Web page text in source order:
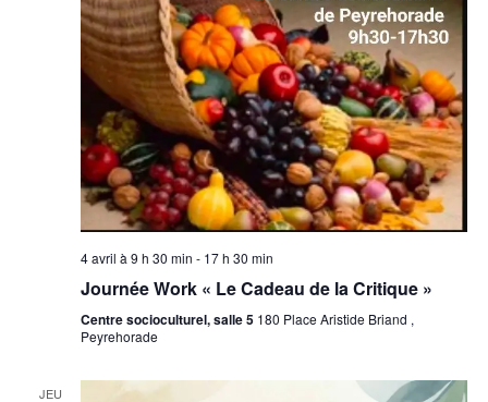
4 avril à 9 h 30 min - 17 h 30 min
Journée Work « Le Cadeau de la Critique »
Centre socioculturel, salle 5 180 Place Aristide Briand ,
Peyrehorade
JEU